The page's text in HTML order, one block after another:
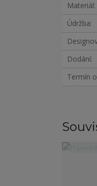
Materiál
Údržba
Dodání
Termín